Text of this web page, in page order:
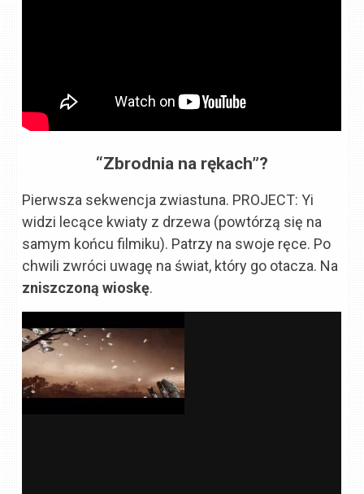
“Zbrodnia na rękach”?
Pierwsza sekwencja zwiastuna. PROJECT: Yi
widzi lecące kwiaty z drzewa (powtórzą się na
samym końcu filmiku). Patrzy na swoje ręce. Po
chwili zwróci uwagę na świat, który go otacza. Na
zniszczoną wioskę.